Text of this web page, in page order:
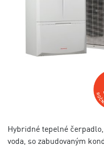
Hybridné tepelné
voda, so zabudovaným